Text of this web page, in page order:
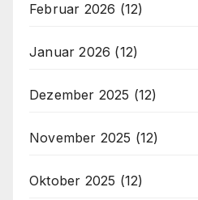
Februar 2026 (12)
Januar 2026 (12)
Dezember 2025 (12)
November 2025 (12)
Oktober 2025 (12)